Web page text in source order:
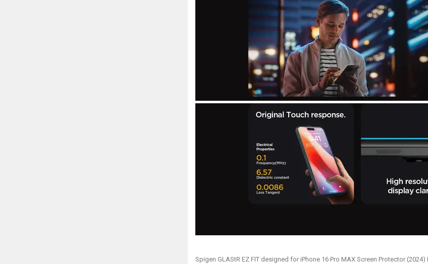
Spigen GLAStR EZ FIT designed for iPhone 16 Pro MAX Screen Protector